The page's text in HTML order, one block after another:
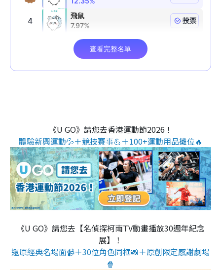
《U GO》請您去香港運動節2026！
體驗新興運動💦＋競技賽事💪＋100+運動用品攤位🔥
《U GO》請您去【名偵探柯南TV動畫播放30週年紀念
展】！
還原經典名場面📹＋30位角色同框📸＋原創限定感謝劇場
🍿